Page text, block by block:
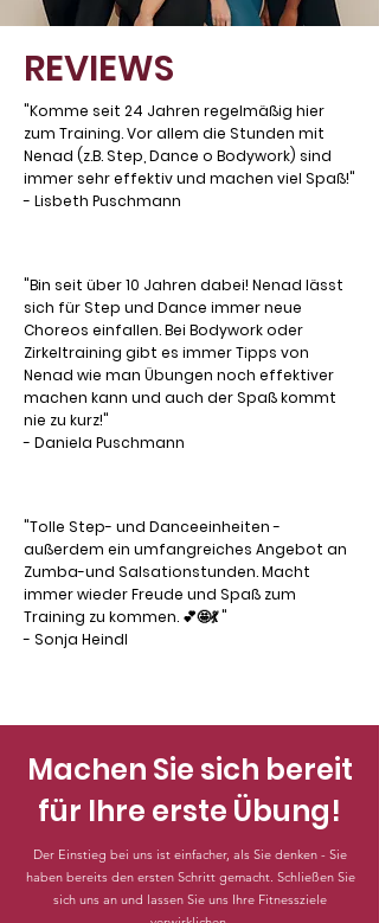
REVIEWS
"Komme seit 24 Jahren regelmäßig hier
zum Training. Vor allem die Stunden mit
Nenad (z.B. Step, Dance o Bodywork) sind
immer sehr effektiv und machen viel Spaß!"
- Lisbeth Puschmann
"Bin seit über 10 Jahren dabei! Nenad lässt
sich für Step und Dance immer neue
Choreos einfallen. Bei Bodywork oder
Zirkeltraining gibt es immer Tipps von
Nenad wie man Übungen noch effektiver
machen kann und auch der Spaß kommt
nie zu kurz!"
- Daniela Puschmann
"Tolle Step- und Danceeinheiten -
außerdem ein umfangreiches Angebot an
Zumba-und Salsationstunden. Macht
immer wieder Freude und Spaß zum
Training zu kommen. 💕🤩💃 "
- Sonja Heindl
Machen Sie sich bereit
für Ihre erste Übung!
Der Einstieg bei uns ist einfacher, als Sie denken - Sie
haben bereits den ersten Schritt gemacht. Schließen Sie
sich uns an und lassen Sie uns Ihre Fitnessziele